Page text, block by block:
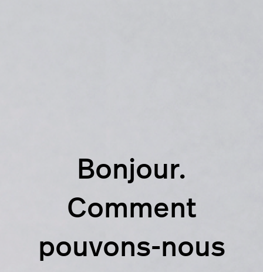
Bonjour.
Comment
pouvons-nous